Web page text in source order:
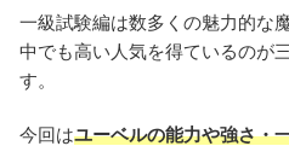
一級試験編は数多くの魅力的な
中でも高い人気を得ているのが
す。
今回はユーベルの能力や強さ・